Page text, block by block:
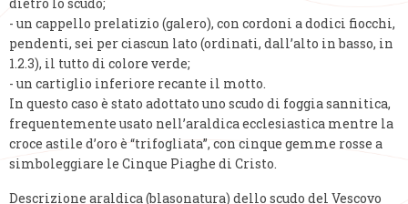
- un cappello prelatizio (galero), con cordoni a dodici fiocchi,
pendenti, sei per ciascun lato (ordinati, dall’alto in basso, in
1.2.3), il tutto di colore verde;
- un cartiglio inferiore recante il motto.
In questo caso è stato adottato uno scudo di foggia sannitica,
frequentemente usato nell’araldica ecclesiastica mentre la
croce astile d’oro è “trifogliata”, con cinque gemme rosse a
simboleggiare le Cinque Piaghe di Cristo.
Descrizione araldica (blasonatura) dello scudo del Vescovo